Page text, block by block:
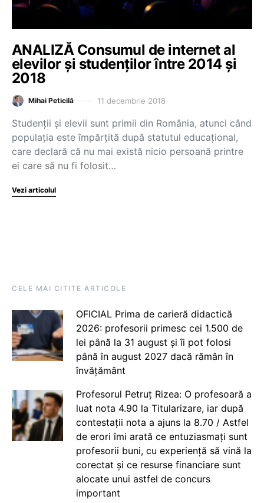
ANALIZĂ Consumul de internet al
elevilor și studenților între 2014 și
2018
Mihai Peticilă 11 decembrie 2018
Studenții și elevii sunt primii din România, atunci când
populația este împărțită după statutul educațional,
care declară că nu mai există nicio persoană printre
ei care să nu fi folosit…
Vezi articolul
CELE MAI CITITE ARTICOLE
OFICIAL Prima de carieră didactică
2026: profesorii primesc cei 1.500 de
lei până la 31 august și îi pot folosi
până în august 2027 dacă rămân în
învățământ
Profesorul Petruț Rizea: O profesoară a
luat nota 4.90 la Titularizare, iar după
contestații nota a ajuns la 8.70 / Astfel
de erori îmi arată ce entuziasmați sunt
profesorii buni, cu experiență să vină la
corectat și ce resurse financiare sunt
alocate unui astfel de concurs
important